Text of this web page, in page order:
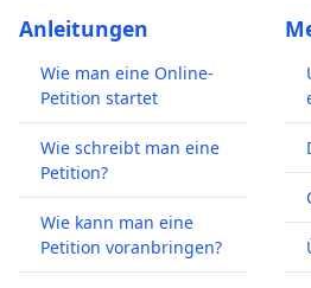
Anleitungen
Wie man eine Online-
Petition startet
Wie schreibt man eine
Petition?
Wie kann man eine
Petition voranbringen?